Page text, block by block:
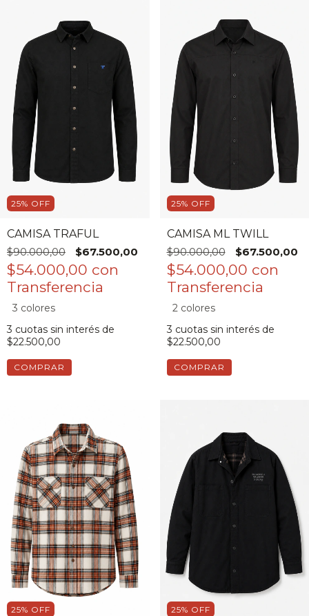
25% OFF
CAMISA TRAFUL
$90.000,00
$67.500,00
$54.000,00 con
3 colores
3 cuotas sin interés de
$22.500,00
COMPRAR
25% OFF
CAMISA ML TWILL
$90.000,00
$67.500,00
$54.000,00 con
2 colores
3 cuotas sin interés de
$22.500,00
COMPRAR
25% OFF 25% OFF